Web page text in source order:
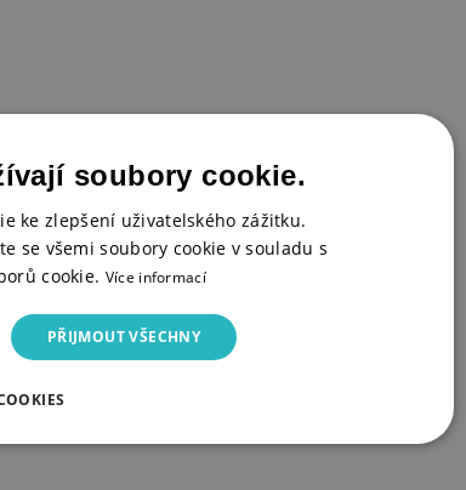
soubory cookie.
ke zlepšení uživatelského zážitku.
se všemi soubory cookie v souladu s
cookie. Více informací
PŘIJMOUT VŠECHNY